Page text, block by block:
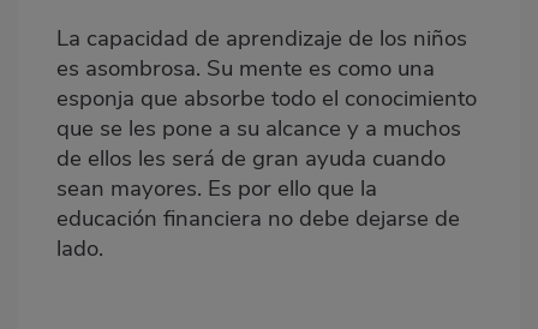
Body
La capacidad de aprendizaje de los niños
es asombrosa. Su mente es como una
esponja que absorbe todo el conocimiento
que se les pone a su alcance y a muchos
de ellos les será de gran ayuda cuando
sean mayores. Es por ello que la
educación financiera no debe dejarse de
lado.